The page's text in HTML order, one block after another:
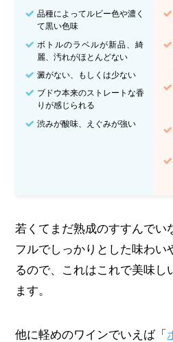
品種によってルビー色や濃く
て黒い色味
ボトルのラベルが新品、綺
麗、汚れがほとんどない
澱がない、もしくは少ない
ブドウ本来のストレートな香
りが感じられる
渋みが酸味、えぐみが強い
若くてまだ熟成のすすんでい
フルでしっかりとした味わい
るので、これはこれで美味し
ます。
他に軽めのワインでいえば「